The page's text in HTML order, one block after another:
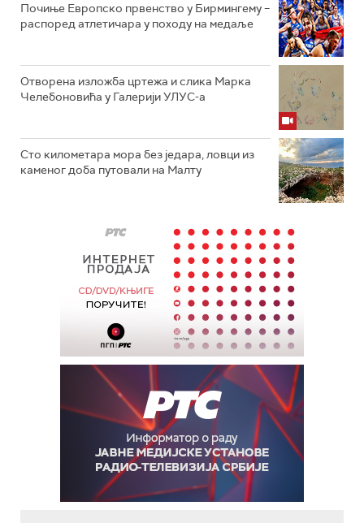
Почиње Европско првенство у Бирмингему –
распоред атлетичара у походу на медаље
Отворена изложба цртежа и слика Марка
Челебоновића у Галерији УЛУС-а
Сто километара мора без једара, ловци из
каменог доба путовали на Малту